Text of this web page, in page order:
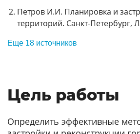
Петров И.И. Планировка и
территорий. Санкт-Петербург,
Еще 18 источников
Цель работы
Определить эффективные